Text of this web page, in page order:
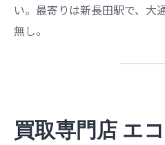
い。最寄りは新長田駅で、大
無し。
買取専門店 エ